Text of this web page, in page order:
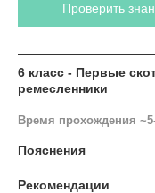
Проверить
6 класс - Первые
ремесленники
Время прохождения
Пояснения
Рекомендации